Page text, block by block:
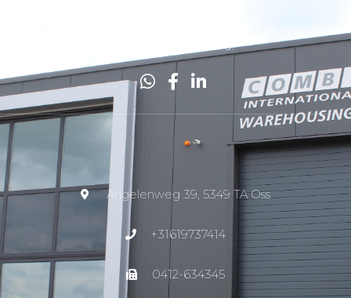
het transport voor u.
Angelenweg 39, 5349 TA Oss
+31619737414
0412-634345